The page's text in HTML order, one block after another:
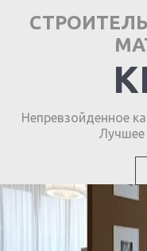
Непревзойденное